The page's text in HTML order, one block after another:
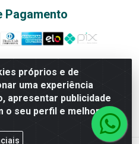
próprios e de
uma experiência
apresentar publicidade
o seu perfil e melhorar a
Pagamento
nº 3860, Jardim das
GO - CEP 75070-415 - CNPJ
0002-24